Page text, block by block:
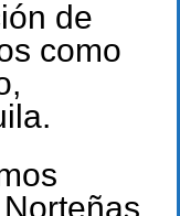
de
como